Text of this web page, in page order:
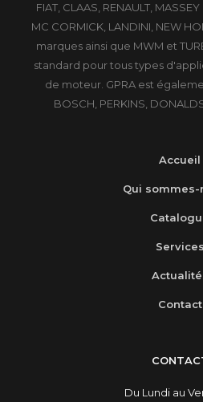
FIAT, CLAAS, RENAULT,
MC CORMICK, LANDINI, NEW
marques ainsi que MWM et
standard pour tous types
de moteur. GPRA est
BOSCH, PERKINS,
Accueil
Qui sommes-
Services
Contact
Du Lundi au